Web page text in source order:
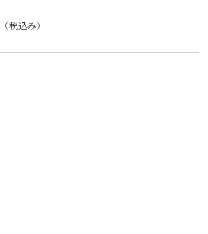
（税込み）